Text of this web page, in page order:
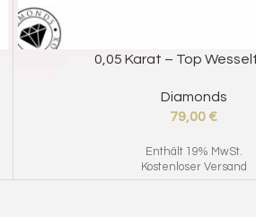
SELECT OPTIONS0,05 Karat – Top
Diamonds
79,00€
Enthält 19% MwSt.
Kostenloser Versand